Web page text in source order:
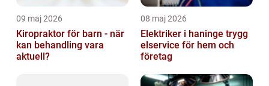
09 maj 2026
Kiropraktor för barn - när
kan behandling vara
aktuell?
08 maj 2026
Elektriker i haninge trygg
elservice för hem och
företag